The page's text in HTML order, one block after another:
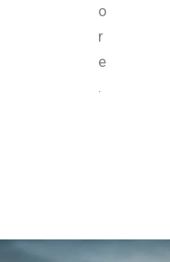
o
r
e
.